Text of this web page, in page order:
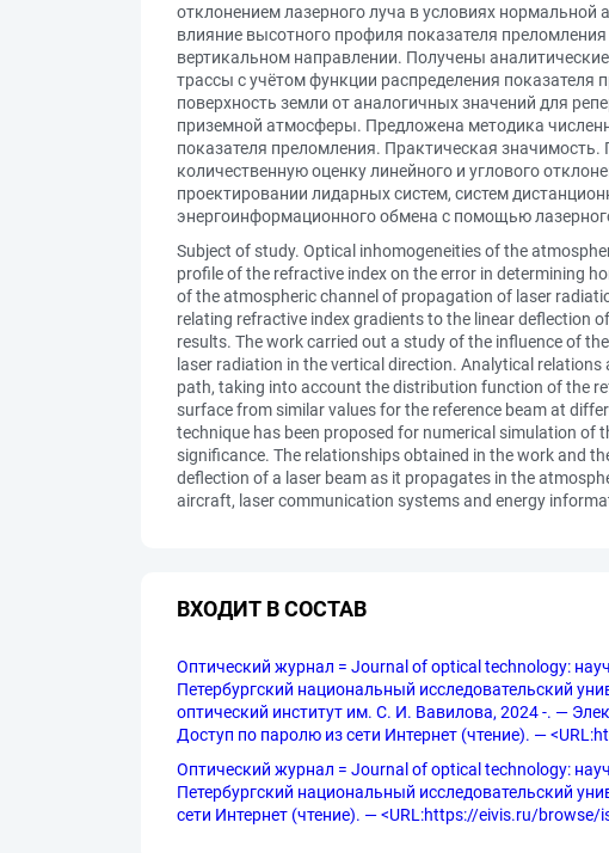
отклонением лазерного луча в условиях
влияние высотного профиля показателя
вертикальном направлении. Получены
трассы с учётом функции распределения
поверхность земли от аналогичных значений для
приземной атмосферы. Предложена методика
показателя преломления. Практическая
количественную оценку линейного и углового
проектировании лидарных систем, систем
энергоинформационного обмена с помощью
Subject of study. Optical inhomogeneities of the
profile of the refractive index on the error in determining
of the atmospheric channel of propagation of laser
relating refractive index gradients to the linear deflection
results. The work carried out a study of the influence of
laser radiation in the vertical direction. Analytical
path, taking into account the distribution function of the
surface from similar values for the reference beam at
technique has been proposed for numerical simulation
significance. The relationships obtained in the work and
deflection of a laser beam as it propagates in the
aircraft, laser communication systems and energy
ВХОДИТ В СОСТАВ
Оптический журнал = Journal of optical technology:
Петербургский национальный исследовательский
оптический институт им. С. И. Вавилова, 2024 -. —
Доступ по паролю из сети Интернет (чтение). —
Оптический журнал = Journal of optical technology:
Петербургский национальный исследовательский
сети Интернет (чтение). — <URL:https://eivis.ru/